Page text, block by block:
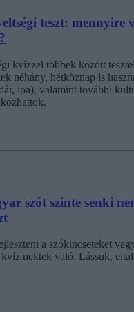
teszt: mennyire
kvízzel többek között
néhány, hétköznap is
ipa), valamint további
szót szinte senki
a szókincseteket
kvíz nektek való. Lássuk,